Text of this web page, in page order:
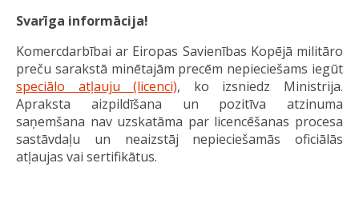
Svarīga informācija!
Komercdarbībai ar Eiropas Savienības Kopējā militāro
preču sarakstā minētajām precēm nepieciešams iegūt
speciālo atļauju (licenci), ko izsniedz Ministrija.
Apraksta aizpildīšana un pozitīva atzinuma
saņemšana nav uzskatāma par licencēšanas procesa
sastāvdaļu un neaizstāj nepieciešamās oficiālās
atļaujas vai sertifikātus.